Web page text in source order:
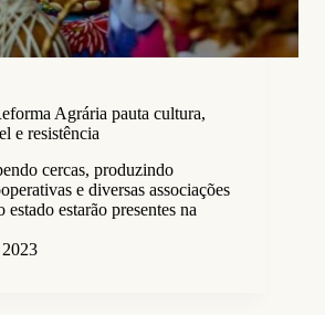
Agrária pauta cultura,
e resistência
cercas, produzindo
e diversas associações
estarão presentes na